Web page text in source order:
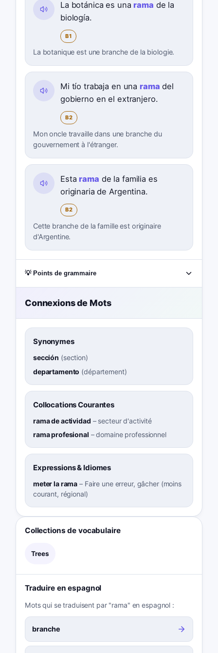
La botánica es una rama de la
biología.
B1
La botanique est une branche de la biologie.
Mi tío trabaja en una rama del
gobierno en el extranjero.
B2
Mon oncle travaille dans une branche du
gouvernement à l'étranger.
Esta rama de la familia es
originaria de Argentina.
B2
Cette branche de la famille est originaire
d'Argentine.
💡 Points de grammaire
Connexions de Mots
Synonymes
sección (section)
departamento (département)
Collocations Courantes
rama de actividad – secteur d'activité
rama profesional –domaine professionnel
Expressions & Idiomes
meter la rama – Faire une erreur, gâcher (moins
courant, régional)
Collections de vocabulaire
Trees
Traduire en espagnol
Mots qui se traduisent par "rama" en espagnol :
branche